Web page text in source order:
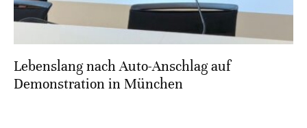
Lebenslang nach Auto-Anschlag auf
Demonstration in München